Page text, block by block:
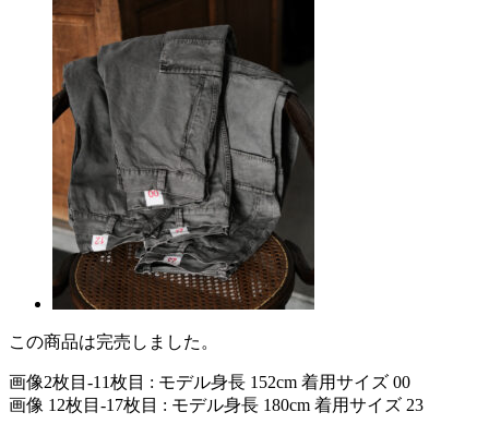
この商品は完売しました。
画像2枚目-11枚目 : モデル身長 152cm 着用サイズ 00
画像 12枚目-17枚目 : モデル身長 180cm 着用サイズ 23